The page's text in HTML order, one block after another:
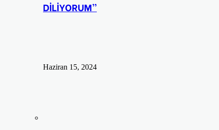
DİLİYORUM”
Haziran 15, 2024